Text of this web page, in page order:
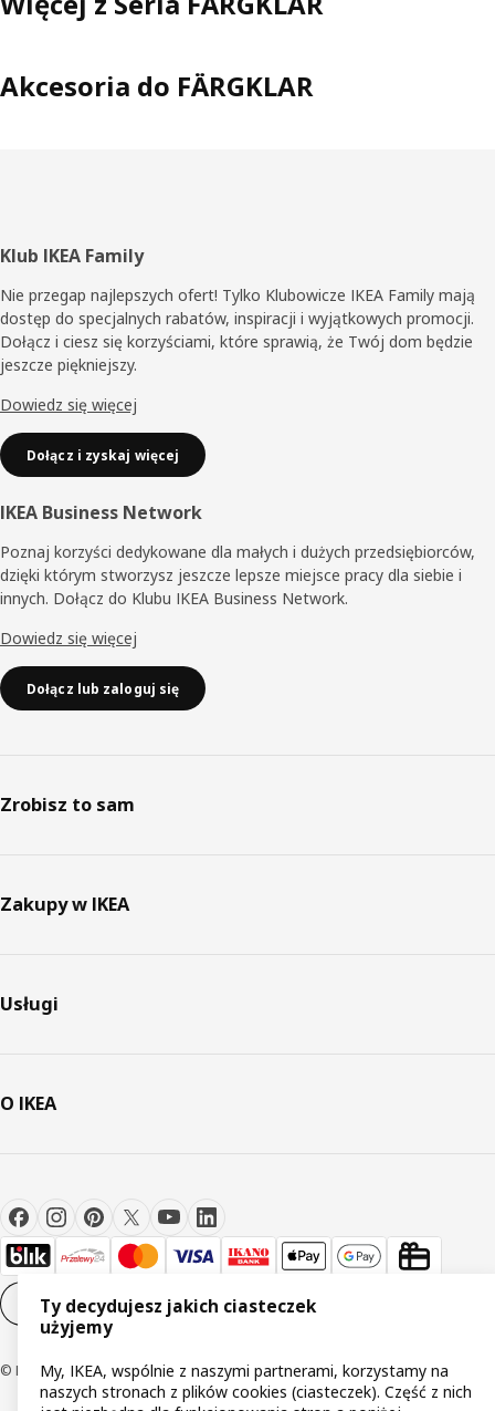
Akcesoria do FÄRGKLAR
Stopka
Klub IKEA Family
Nie przegap najlepszych ofert! Tylko Klubowicze IKEA Family mają
dostęp do specjalnych rabatów, inspiracji i wyjątkowych promocji.
Dołącz i ciesz się korzyściami, które sprawią, że Twój dom będzie
jeszcze piękniejszy.
Dowiedz się więcej
Dołącz i zyskaj więcej
IKEA Business Network
Poznaj korzyści dedykowane dla małych i dużych przedsiębiorców,
dzięki którym stworzysz jeszcze lepsze miejsce pracy dla siebie i
innych. Dołącz do Klubu IKEA Business Network.
Dowiedz się więcej
Dołącz lub zaloguj się
Zrobisz to sam
Zakupy w IKEA
Usługi
O IKEA
Ustawienia plików cookie PL
© Inter IKEA Systems B.V 1999-2026
Ty decydujesz jakich ciasteczek
użyjemy
My, IKEA, wspólnie z naszymi partnerami, korzystamy na
naszych stronach z plików cookies (ciasteczek). Część z nich